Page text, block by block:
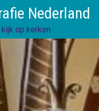
Nederland
op kerken